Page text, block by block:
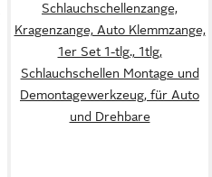
Schlauchschellenzange,
Kragenzange, Auto Klemmzange,
1er Set 1-tlg., 1tlg,
Schlauchschellen Montage und
Demontagewerkzeug, für Auto
und Drehbare